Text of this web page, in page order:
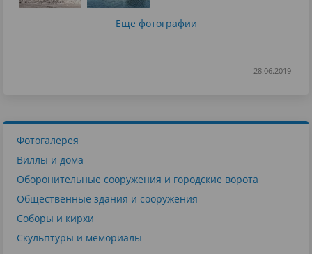
Еще фотографии
28.06.2019
Фотогалерея
Виллы и дома
Оборонительные сооружения и городские ворота
Общественные здания и сооружения
Соборы и кирхи
Скульптуры и мемориалы